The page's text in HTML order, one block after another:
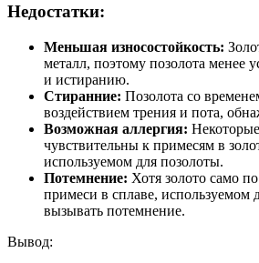
Недостатки:
Меньшая износостойкость:
металл, поэтому позолота менее
и истиранию.
Стиранние: Позолота со
воздействием трения и пота,
Возможная аллергия:
чувствительны к примесям в
используемом для позолоты.
Потемнение: Хотя золото само
примеси в сплаве, используемом
вызывать потемнение.
Вывод: